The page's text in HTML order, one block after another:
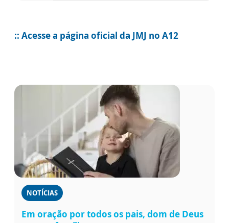
:: Acesse a página oficial da JMJ no A12
NOTÍCIAS
Em oração por todos os pais, dom de Deus